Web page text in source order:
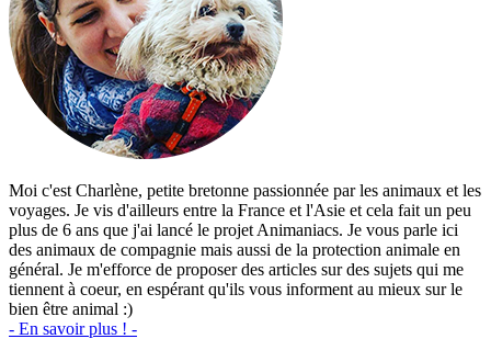
Moi c'est Charlène, petite bretonne passionnée par les animaux et les
voyages. Je vis d'ailleurs entre la France et l'Asie et cela fait un peu
plus de 6 ans que j'ai lancé le projet Animaniacs. Je vous parle ici
des animaux de compagnie mais aussi de la protection animale en
général. Je m'efforce de proposer des articles sur des sujets qui me
tiennent à coeur, en espérant qu'ils vous informent au mieux sur le
bien être animal :)
- En savoir plus ! -